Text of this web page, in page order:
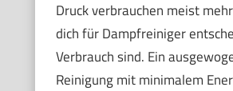
Druck verbrauchen meist
dich für Dampfreiniger
Verbrauch sind. Ein
Reinigung mit minimalem